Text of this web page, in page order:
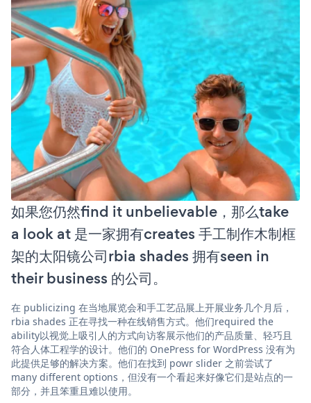
如果您仍然find it unbelievable，那么take
a look at 是一家拥有creates 手工制作木制框
架的太阳镜公司rbia shades 拥有seen in
their business 的公司。
在 publicizing 在当地展览会和手工艺品展上开展业务几个月后，
rbia shades 正在寻找一种在线销售方式。他们required the
ability以视觉上吸引人的方式向访客展示他们的产品质量、轻巧且
符合人体工程学的设计。他们的 OnePress for WordPress 没有为
此提供足够的解决方案。他们在找到 powr slider 之前尝试了
many different options，但没有一个看起来好像它们是站点的一
部分，并且笨重且难以使用。